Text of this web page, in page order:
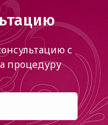
с
процедуру